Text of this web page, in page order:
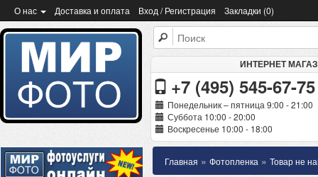
О нас Доставка и оплата Вход / Регистрация Закладки (0)
ИНТЕРНЕТ
+7 (495) 545-67-75
Понедельник – пятница 9:00 - 21:00
Суббота 10:00 - 20:00
Воскресенье 10:00 - 18:00
Главная » Фотопленка » Товар не